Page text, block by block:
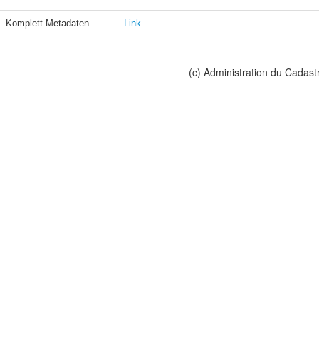
Komplett Metadaten Link
(c) Administration du